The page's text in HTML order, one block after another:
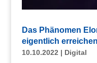
Das Phänomen
eigentlich
10.10.2022 | Digital